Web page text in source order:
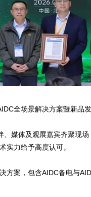
全场景解决方案暨新品发
体及观展嘉宾齐聚现场
实力给予高度认可。
案，包含AIDC备电与